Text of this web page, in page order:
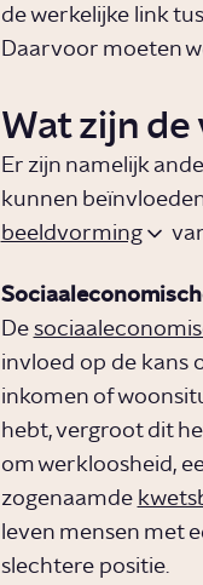
de werkelijke link
Daarvoor moeten
Wat zijn
Er zijn namelijk
kunnen
beeldvorming
De
invloed op de kans
inkomen of
hebt, vergroot dit
om werkloosheid,
zogenaamde
leven mensen met
slechtere positie.